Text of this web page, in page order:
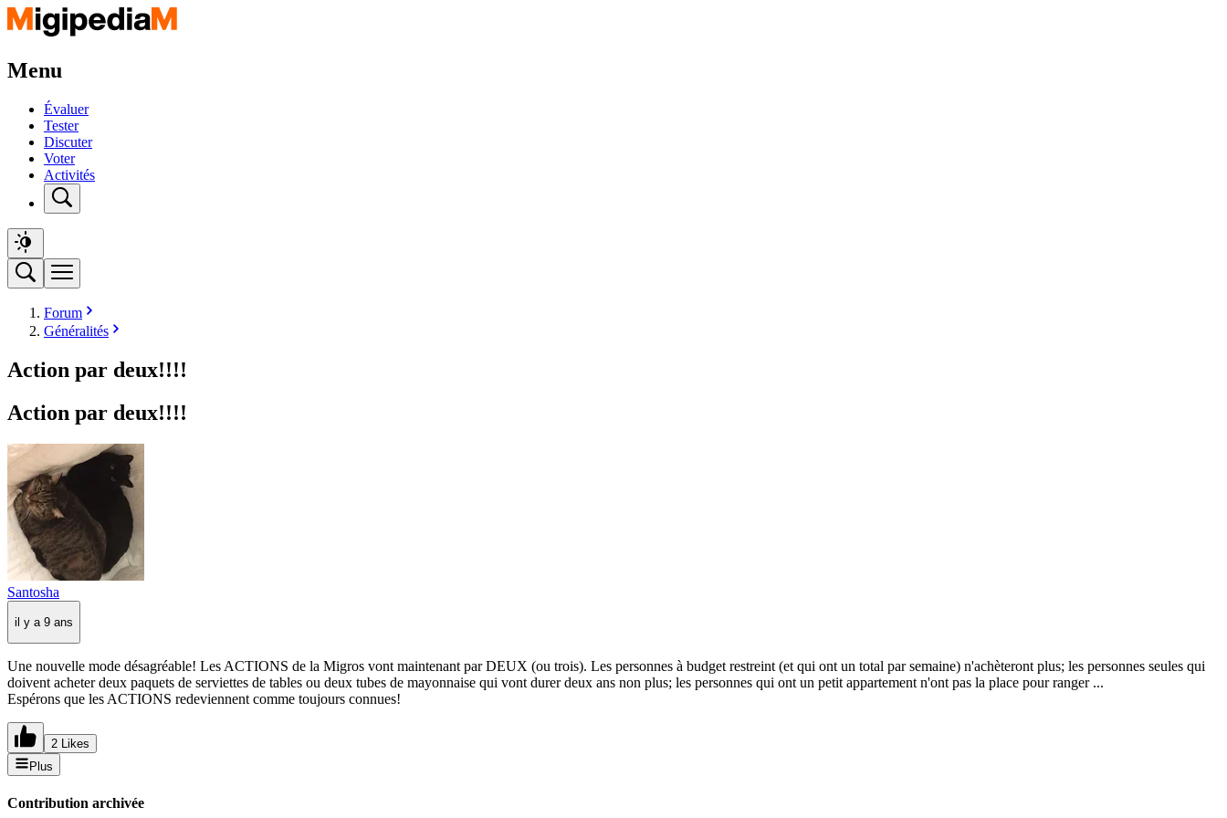
Menu
Évaluer
Tester
Discuter
Voter
Activités
Forum
Généralités
Action par deux!!!!
Action par deux!!!!
Santosha
il y a 9 ans
Une nouvelle mode désagréable! Les ACTIONS de la Migros vont maintenant par DEUX (ou trois). Les personnes à budget restreint (et qui ont un total par semaine) n'achèteront plus; les personnes seules qui
doivent acheter deux paquets de serviettes de tables ou deux tubes de mayonnaise qui vont durer deux ans non plus; les personnes qui ont un petit appartement n'ont pas la place pour ranger ...
Espérons que les ACTIONS redeviennent comme toujours connues!
2 Likes
Plus
Contribution archivée